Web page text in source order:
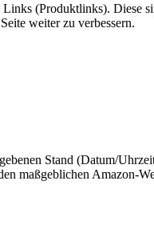
(Produktlinks).
weiter zu verbessern.
Stand (Datum/
maßgeblichen Amazon-